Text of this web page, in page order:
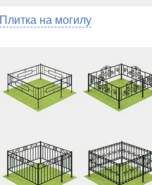
Плитка на могилу